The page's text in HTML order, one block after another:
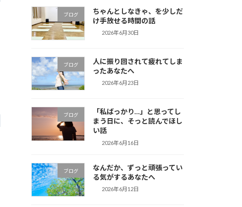
ブログ
ちゃんとしなきゃ、を少しだ
け手放せる時間の話
2026年6月30日
ブログ
人に振り回されて疲れてしま
ったあなたへ
2026年6月23日
ブログ
「私ばっかり…」と思ってし
まう日に、そっと読んでほし
い話
2026年6月16日
ブログ
なんだか、ずっと頑張ってい
る気がするあなたへ
2026年6月12日